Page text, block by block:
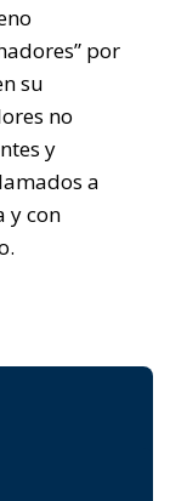
por
su
no
y
a
y con